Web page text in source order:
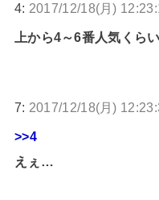
4: 2017/12/18(月)
上から4～6番人気くらい
7: 2017/12/18(月)
>>4
えぇ…